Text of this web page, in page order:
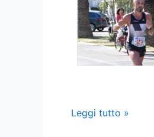
Ascoli-
Leggi tutto »